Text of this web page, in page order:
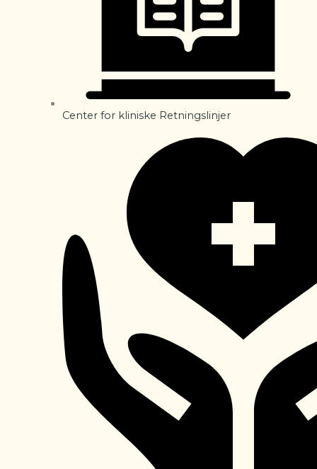
Center for kliniske Retningslinjer